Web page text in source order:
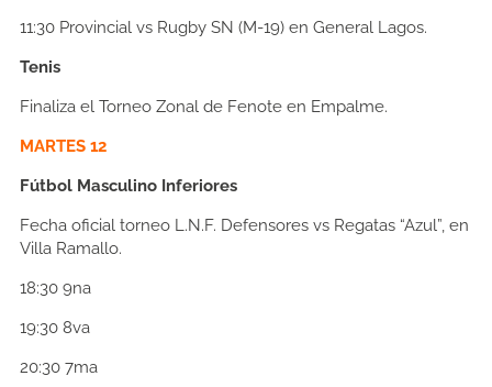
11:30 Provincial vs Rugby SN (M-19) en General Lagos.
Tenis
Finaliza el Torneo Zonal de Fenote en Empalme.
MARTES 12
Fútbol Masculino Inferiores
Fecha oficial torneo L.N.F. Defensores vs Regatas “Azul”, en
Villa Ramallo.
18:30 9na
19:30 8va
20:30 7ma